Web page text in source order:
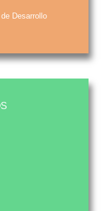
Desarrollo